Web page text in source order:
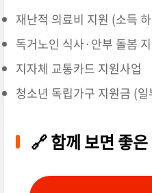
재난적 의료비 지원 (소득
독거노인 식사·안부 돌봄
지자체 교통카드 지원사업
청소년 독립가구 지원금 (
🔗 함께 보면 좋은